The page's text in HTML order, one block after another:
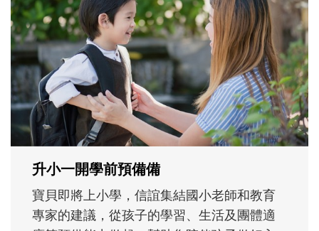
和孩子一起長大的那個男人│讀懂父親的
不同模樣
沒有人天生就擅長當爸爸！男人總是在一次
次「前所未有」的體驗中，跟著孩子一起長
大。從給予安全感的肢體遊戲，到獨立自
主、角色認同及解決問題的能力養成。爸爸
正嘗試用不同的模樣，參與孩子每個重要的